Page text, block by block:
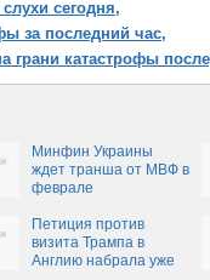
сегодня,
за последний час,
грани катастрофы
Минфин Украины
ждет транша от МВФ в
феврале
Петиция против
визита Трампа в
Англию набрала уже